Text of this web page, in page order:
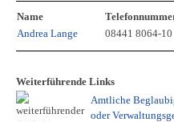
Name
Andrea Lange
08441 8064-10
Weiterführende Links
Amtliche
oder